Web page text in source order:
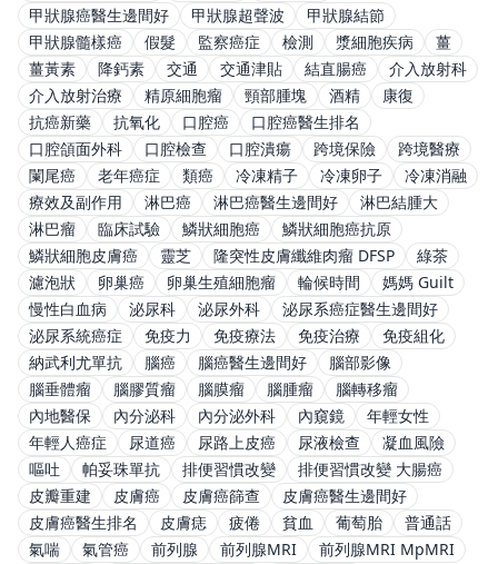
甲狀腺癌醫生邊間好
甲狀腺超聲波
甲狀腺結節
甲狀腺髓樣癌
假髮 監察癌症 檢測 漿細胞疾病
薑
薑黃素
降鈣素 交通 交通津貼 結直腸癌
介入放射科
介入放射治療
精原細胞瘤 頸部腫塊 酒精
康復
抗癌新藥
抗氧化 口腔癌
口腔癌醫生排名
口腔頜面外科
口腔檢查 口腔潰瘍 跨境保險
跨境醫療
闌尾癌
老年癌症 類癌 冷凍精子 冷凍卵子
冷凍消融
療效及副作用
淋巴癌 淋巴癌醫生邊間好
淋巴結腫大
淋巴瘤
臨床試驗 鱗狀細胞癌
鱗狀細胞癌抗原
鱗狀細胞皮膚癌
靈芝 隆突性皮膚纖維肉瘤 DFSP
綠茶
濾泡狀
卵巢癌 卵巢生殖細胞瘤 輪候時間
媽媽 Guilt
慢性白血病
泌尿科 泌尿外科
泌尿系癌症醫生邊間好
泌尿系統癌症
免疫力 免疫療法 免疫治療
免疫組化
納武利尤單抗
腦癌 腦癌醫生邊間好
腦部影像
腦垂體瘤
腦膠質瘤 腦膜瘤 腦腫瘤
腦轉移瘤
內地醫保
內分泌科 內分泌外科 內窺鏡
年輕女性
年輕人癌症
尿道癌 尿路上皮癌 尿液檢查
凝血風險
嘔吐
帕妥珠單抗 排便習慣改變
排便習慣改變 大腸癌
皮瓣重建
皮膚癌 皮膚癌篩查
皮膚癌醫生邊間好
皮膚癌醫生排名
皮膚痣 疲倦 貧血 葡萄胎
普通話
氣喘
氣管癌 前列腺 前列腺MRI
前列腺MRI MpMRI